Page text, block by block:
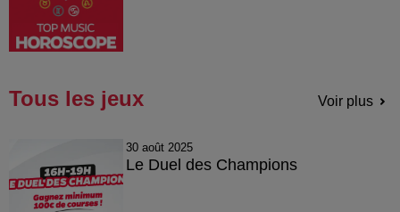
Tous les jeux Voir plus
30 août 2025
Le Duel des Champions